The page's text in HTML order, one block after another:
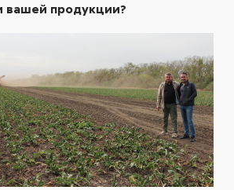
вашей продукции?